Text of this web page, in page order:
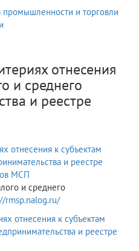
промышленности и торговли
отнесения
и среднего
и реестре
и среднего
rmsp.nalog.ru/
отнесения к субъектам
и реестре